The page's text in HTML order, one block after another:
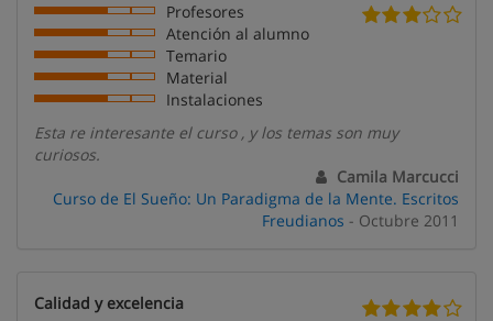
Profesores
Atención al alumno
Temario
Material
Instalaciones
Esta re interesante el curso , y los temas son muy
curiosos.
Camila Marcucci
Curso de El Sueño: Un Paradigma de la Mente. Escritos
Freudianos - Octubre 2011
Calidad y excelencia